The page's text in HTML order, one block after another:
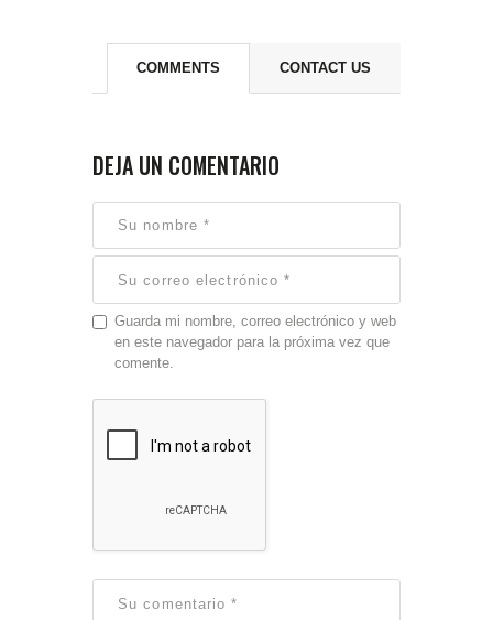
COMMENTS CONTACT US
DEJA UN COMENTARIO
Guarda mi nombre, correo electrónico y web
en este navegador para la próxima vez que
comente.